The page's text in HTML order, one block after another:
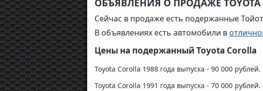
ОБЪЯВЛЕНИЯ О ПРОДАЖЕ TOYOTA
Сейчас в продаже есть подержанные
В объявлениях есть автомобили в
Цены на подержанный Toyota Corolla
Toyota Corolla 1988 года выпуска - 90 000 рублей.
Toyota Corolla 1991 года выпуска - 70 000 рублей.